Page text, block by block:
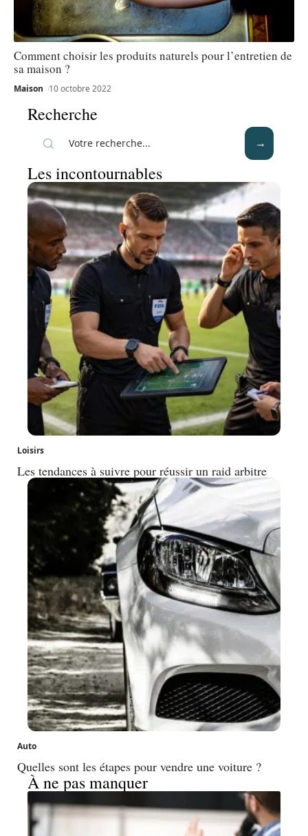
Comment choisir les produits naturels pour l’entretien de
sa maison ?
Maison 10 octobre 2022
Recherche
Les incontournables
Loisirs
Les tendances à suivre pour réussir un raid arbitre
Auto
Quelles sont les étapes pour vendre une voiture ?
À ne pas manquer